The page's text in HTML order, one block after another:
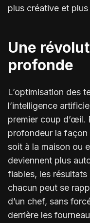
plus créative et
Une
profonde
L’optimisation des
l’intelligence
premier coup d’œil.
profondeur la
soit à la maison ou
deviennent plus
fiables, les
chacun peut se
d’un chef, sans
derrière les